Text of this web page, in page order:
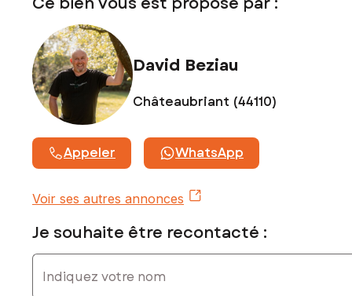
David Beziau
Châteaubriant (44110)
Appeler WhatsApp
Voir ses autres annonces
Je souhaite être recontacté :
Indiquez votre nom